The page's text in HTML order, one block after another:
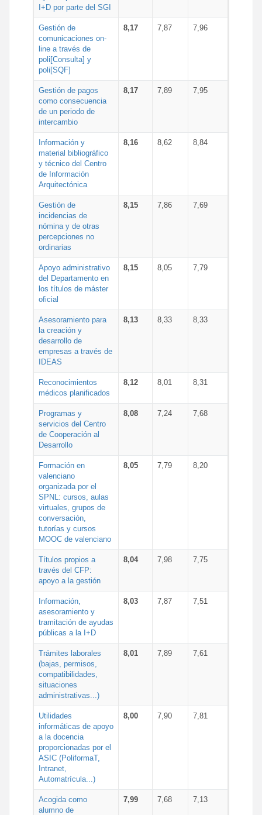
I+D por parte del SGI
Gestión de
comunicaciones on-
line a través de
poli[Consulta] y
poli[SQF]
8,17 7,87 7,96
Gestión de pagos
como consecuencia
de un periodo de
intercambio
8,17 7,89 7,95
Información y
material bibliográfico
y técnico del Centro
de Información
Arquitectónica
8,16 8,62 8,84
Gestión de
incidencias de
nómina y de otras
percepciones no
ordinarias
8,15 7,86 7,69
Apoyo administrativo
del Departamento en
los títulos de máster
oficial
8,15 8,05 7,79
Asesoramiento para
la creación y
desarrollo de
empresas a través de
IDEAS
8,13 8,33 8,33
Reconocimientos
médicos planificados
8,12 8,01 8,31
Programas y
servicios del Centro
de Cooperación al
Desarrollo
8,08 7,24 7,68
Formación en
valenciano
organizada por el
SPNL: cursos, aulas
virtuales, grupos de
conversación,
tutorías y cursos
MOOC de valenciano
8,05 7,79 8,20
Títulos propios a
través del CFP:
apoyo a la gestión
8,04 7,98 7,75
Información,
asesoramiento y
tramitación de ayudas
públicas a la I+D
8,03 7,87 7,51
Trámites laborales
(bajas, permisos,
compatibilidades,
situaciones
administrativas...)
8,01 7,89 7,61
Utilidades
informáticas de apoyo
a la docencia
proporcionadas por el
ASIC (PoliformaT,
Intranet,
Automatrícula...)
8,00 7,90 7,81
Acogida como
alumno de
7,99 7,68 7,13